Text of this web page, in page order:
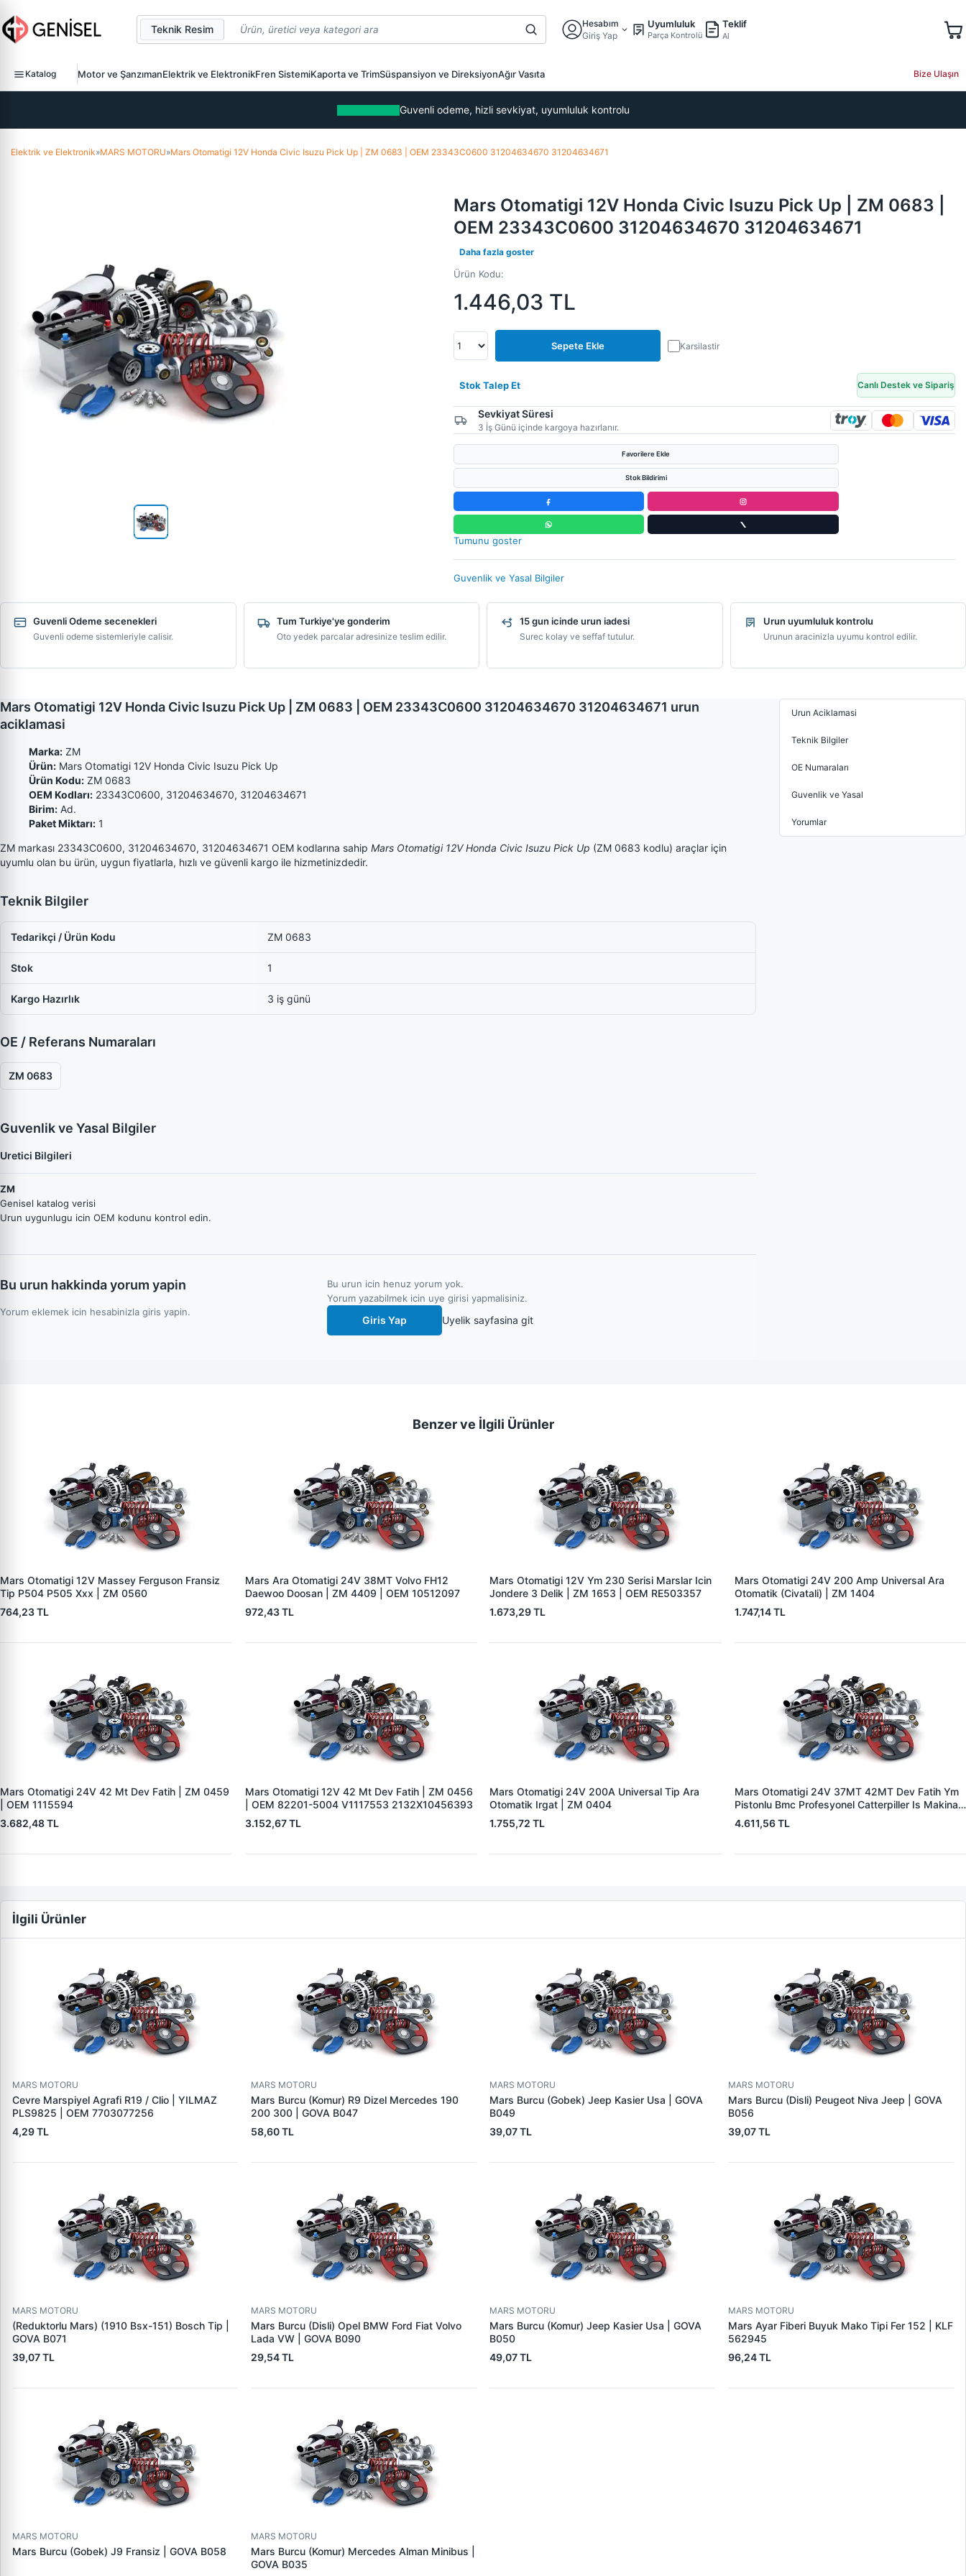
Teknik Resim
Hesabım
Giriş Yap
Uyumluluk
Parça Kontrolü
Teklif
Al
Katalog Motor ve ŞanzımanElektrik ve ElektronikFren SistemiKaporta ve TrimSüspansiyon ve DireksiyonAğır Vasıta Bize Ulaşın
Guvenli odeme, hizli sevkiyat, uyumluluk kontrolu
Elektrik ve Elektronik»MARS MOTORU»Mars Otomatigi 12V Honda Civic Isuzu Pick Up | ZM 0683 | OEM 23343C0600 31204634670 31204634671
Mars Otomatigi 12V Honda Civic Isuzu Pick Up | ZM 0683 |
OEM 23343C0600 31204634670 31204634671
Daha fazla goster
Ürün Kodu:
1.446,03 TL
Sepete Ekle Karsilastir
Stok Talep Et Canlı Destek ve Sipariş
Sevkiyat Süresi
3 İş Günü içinde kargoya hazırlanır.
Favorilere Ekle
Stok Bildirimi
Tumunu goster
Guvenlik ve Yasal Bilgiler
Guvenli Odeme secenekleri
Guvenli odeme sistemleriyle calisir.
Tum Turkiye'ye gonderim
Oto yedek parcalar adresinize teslim edilir.
15 gun icinde urun iadesi
Surec kolay ve seffaf tutulur.
Urun uyumluluk kontrolu
Urunun aracinizla uyumu kontrol edilir.
Mars Otomatigi 12V Honda Civic Isuzu Pick Up | ZM 0683 | OEM 23343C0600 31204634670 31204634671 urun
aciklamasi
Marka: ZM
Ürün: Mars Otomatigi 12V Honda Civic Isuzu Pick Up
Ürün Kodu: ZM 0683
OEM Kodları: 23343C0600, 31204634670, 31204634671
Birim: Ad.
Paket Miktarı: 1
ZM markası 23343C0600, 31204634670, 31204634671 OEM kodlarına sahip Mars Otomatigi 12V Honda Civic Isuzu Pick Up (ZM 0683 kodlu) araçlar için
uyumlu olan bu ürün, uygun fiyatlarla, hızlı ve güvenli kargo ile hizmetinizdedir.
Teknik Bilgiler
Tedarikçi / Ürün Kodu ZM 0683
Stok 1
Kargo Hazırlık 3 iş günü
OE / Referans Numaraları
ZM 0683
Guvenlik ve Yasal Bilgiler
Uretici Bilgileri
ZM
Genisel katalog verisi
Urun uygunlugu icin OEM kodunu kontrol edin.
Bu urun hakkinda yorum yapin
Yorum eklemek icin hesabinizla giris yapin.
Bu urun icin henuz yorum yok.
Yorum yazabilmek icin uye girisi yapmalisiniz.
Giris Yap Uyelik sayfasina git
Urun Aciklamasi
Teknik Bilgiler
OE Numaraları
Guvenlik ve Yasal
Yorumlar
Benzer ve İlgili Ürünler
Mars Otomatigi 12V Massey Ferguson Fransiz
Tip P504 P505 Xxx | ZM 0560
764,23 TL
Mars Ara Otomatigi 24V 38MT Volvo FH12
Daewoo Doosan | ZM 4409 | OEM 10512097
972,43 TL
Mars Otomatigi 12V Ym 230 Serisi Marslar Icin
Jondere 3 Delik | ZM 1653 | OEM RE503357
1.673,29 TL
Mars Otomatigi 24V 200 Amp Universal Ara
Otomatik (Civatali) | ZM 1404
1.747,14 TL
Mars Otomatigi 24V 42 Mt Dev Fatih | ZM 0459
| OEM 1115594
3.682,48 TL
Mars Otomatigi 12V 42 Mt Dev Fatih | ZM 0456
| OEM 82201-5004 V1117553 2132X10456393
3.152,67 TL
Mars Otomatigi 24V 200A Universal Tip Ara
Otomatik Irgat | ZM 0404
1.755,72 TL
Mars Otomatigi 24V 37MT 42MT Dev Fatih Ym
Pistonlu Bmc Profesyonel Catterpiller Is Makinasi
| ZM 0361 | OEM 3604650RX 7T0258 7X1955
4.611,56 TL
İlgili Ürünler
MARS MOTORU
Cevre Marspiyel Agrafi R19 / Clio | YILMAZ
PLS9825 | OEM 7703077256
4,29 TL
MARS MOTORU
Mars Burcu (Komur) R9 Dizel Mercedes 190
200 300 | GOVA B047
58,60 TL
MARS MOTORU
Mars Burcu (Gobek) Jeep Kasier Usa | GOVA
B049
39,07 TL
MARS MOTORU
Mars Burcu (Disli) Peugeot Niva Jeep | GOVA
B056
39,07 TL
MARS MOTORU
(Reduktorlu Mars) (1910 Bsx-151) Bosch Tip |
GOVA B071
39,07 TL
MARS MOTORU
Mars Burcu (Disli) Opel BMW Ford Fiat Volvo
Lada VW | GOVA B090
29,54 TL
MARS MOTORU
Mars Burcu (Komur) Jeep Kasier Usa | GOVA
B050
49,07 TL
MARS MOTORU
Mars Ayar Fiberi Buyuk Mako Tipi Fer 152 | KLF
562945
96,24 TL
MARS MOTORU
Mars Burcu (Gobek) J9 Fransiz | GOVA B058
MARS MOTORU
Mars Burcu (Komur) Mercedes Alman Minibus |
GOVA B035